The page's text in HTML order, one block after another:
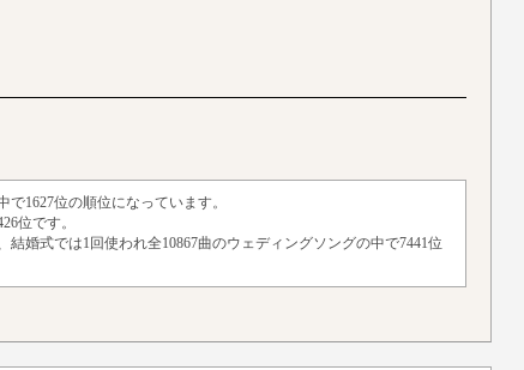
1627位の順位になっています。
位です。
婚式では1回使われ全10867曲のウェディングソングの中で7441位